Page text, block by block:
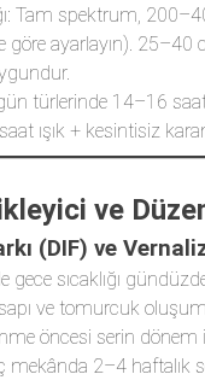
Tam spektrum,
göre ayarlayın).
türlerinde 14–16 saat
ışık + kesintisiz
ve
(DIF) ve
gece sıcaklığı
ve tomurcuk
öncesi serin dönem
mekânda 2–4 haftalık